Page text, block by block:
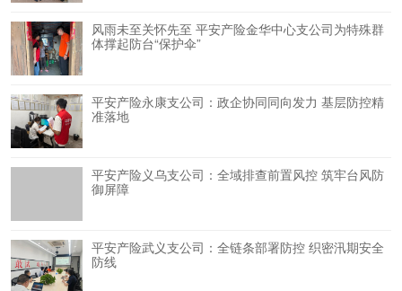
风雨未至关怀先至 平安产险金华中心支公司为特殊群
体撑起防台“保护伞”
平安产险永康支公司：政企协同同向发力 基层防控精
准落地
平安产险义乌支公司：全域排查前置风控 筑牢台风防
御屏障
平安产险武义支公司：全链条部署防控 织密汛期安全
防线